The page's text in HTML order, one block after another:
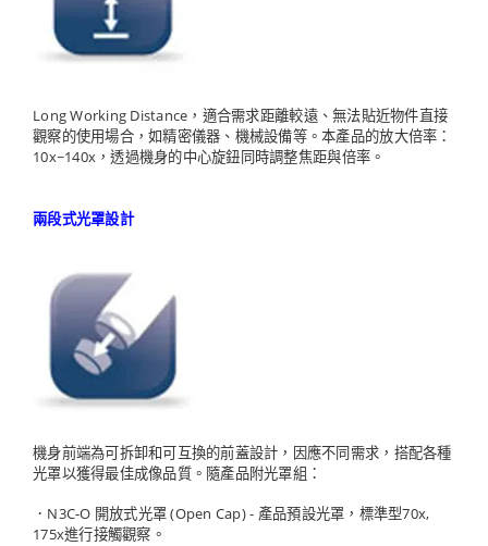
Long Working Distance，適合需求距離較遠、無法貼近物件直接
觀察的使用場合，如精密儀器、機械設備等。本產品的放大倍率：
10x~140x，透過機身的中心旋鈕同時調整焦距與倍率。
兩段式光罩設計
機身前端為可拆卸和可互換的前蓋設計，因應不同需求，搭配各種
光罩以獲得最佳成像品質。隨產品附光罩組：
．N3C-O 開放式光罩 (Open Cap) - 產品預設光罩，標準型70x,
175x進行接觸觀察。